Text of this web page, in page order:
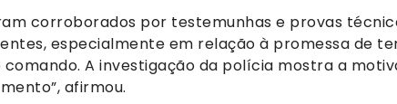
corroborados por testemunhas e provas
especialmente em relação à promessa de
A investigação da polícia mostra a
afirmou.